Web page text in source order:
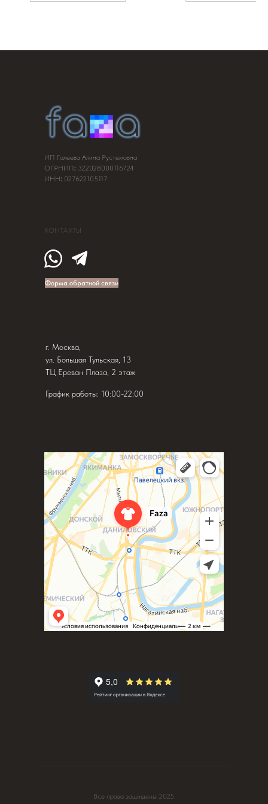
КОНТАКТЫ
г. Москва,
ул. Большая Тульская, 13
ТЦ Ереван Плаза, 2 этаж
График работы: 10:00-22:00
Форма обратной связи
Все права защищены 2025.
ИП Галеева Алина Рустемовна
ОГРНИП: 322028000116724
ИНН: 027622105117